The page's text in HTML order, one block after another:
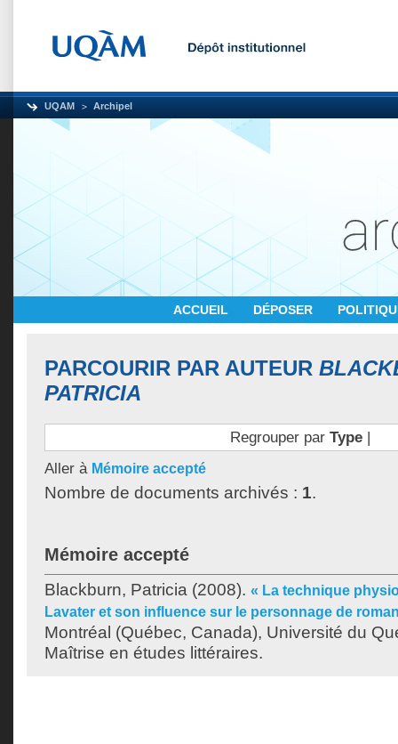
UQAM Archipel
ACCUEIL DÉPOSER
PARCOURIR PAR AUTEUR
PATRICIA
Regrouper par Type|
Aller à Mémoire accepté
Nombre de documents archivés : 1.
Mémoire accepté
Blackburn, Patricia (2008). « La technique
Lavater et son influence sur le personnage de
Montréal (Québec, Canada), Université du
Maîtrise en études littéraires.